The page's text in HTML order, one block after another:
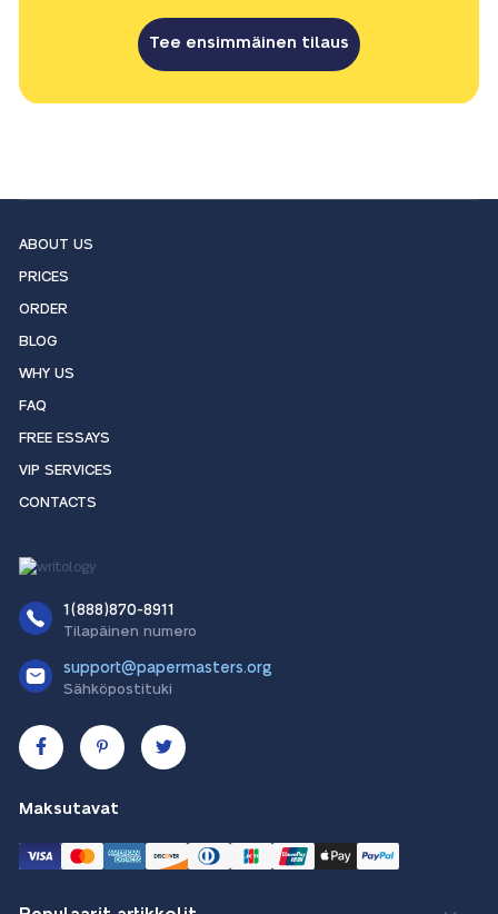
Tee ensimmäinen tilaus
ABOUT US
PRICES
ORDER
BLOG
WHY US
FAQ
FREE ESSAYS
VIP SERVICES
CONTACTS
1(888)870-8911
Tilapäinen numero
support@papermasters.org
Sähköpostituki
Maksutavat